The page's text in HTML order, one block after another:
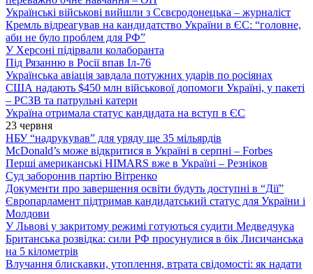
Українські військові вийшли з Сєвєродонецька – журналіст
Кремль відреагував на кандидатство України в ЄС: “головне,
аби не було проблем для РФ”
У Херсоні підірвали колаборанта
Під Рязанню в Росії впав Іл-76
Українська авіація завдала потужних ударів по росіянах
США надають $450 млн військової допомоги Україні, у пакеті
– РСЗВ та патрульні катери
Україна отримала статус кандидата на вступ в ЄС
23 червня
НБУ “надрукував” для уряду ще 35 мільярдів
McDonald’s може відкритися в Україні в серпні – Forbes
Перші американські HIMARS вже в Україні – Резніков
Суд заборонив партію Вітренко
Документи про завершення освіти будуть доступні в “Дії”
Європарламент підтримав кандидатський статус для України і
Молдови
У Львові у закритому режимі готуються судити Медведчука
Британська розвідка: сили РФ просунулися в бік Лисичанська
на 5 кілометрів
Влучання блискавки, утоплення, втрата свідомості: як надати